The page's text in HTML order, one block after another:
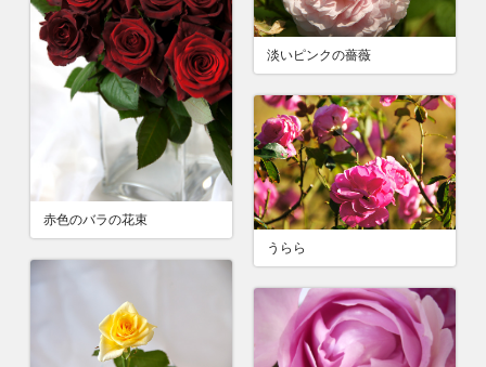
赤色のバラの花束
淡いピンクの薔薇
うらら